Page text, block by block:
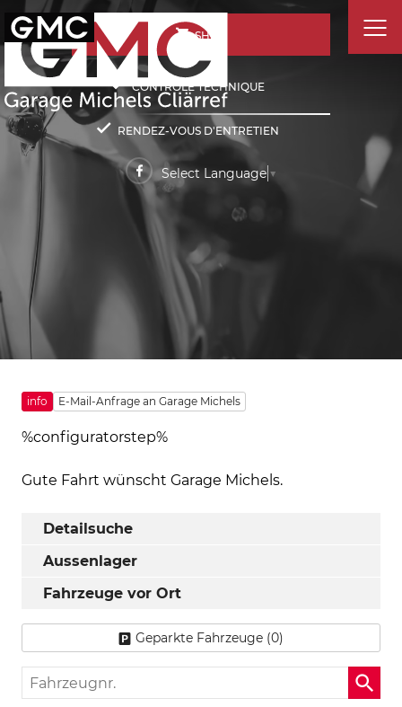
SHOP
CONTRÔLE TECHNIQUE
RENDEZ-VOUS D'ENTRETIEN
Select Language ▼
info E-Mail-Anfrage an Garage Michels
%configuratorstep%
Gute Fahrt wünscht Garage Michels.
Detailsuche
Aussenlager
Fahrzeuge vor Ort
Geparkte Fahrzeuge (0)
Fahrzeugnr.